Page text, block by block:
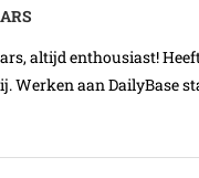
altijd enthousiast!
Werken aan DailyBase